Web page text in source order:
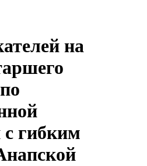
на
с гибким